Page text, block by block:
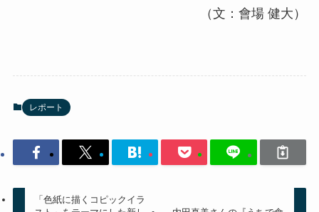
（文：會場 健大）
レポート
「色紙に描くコピックイラ